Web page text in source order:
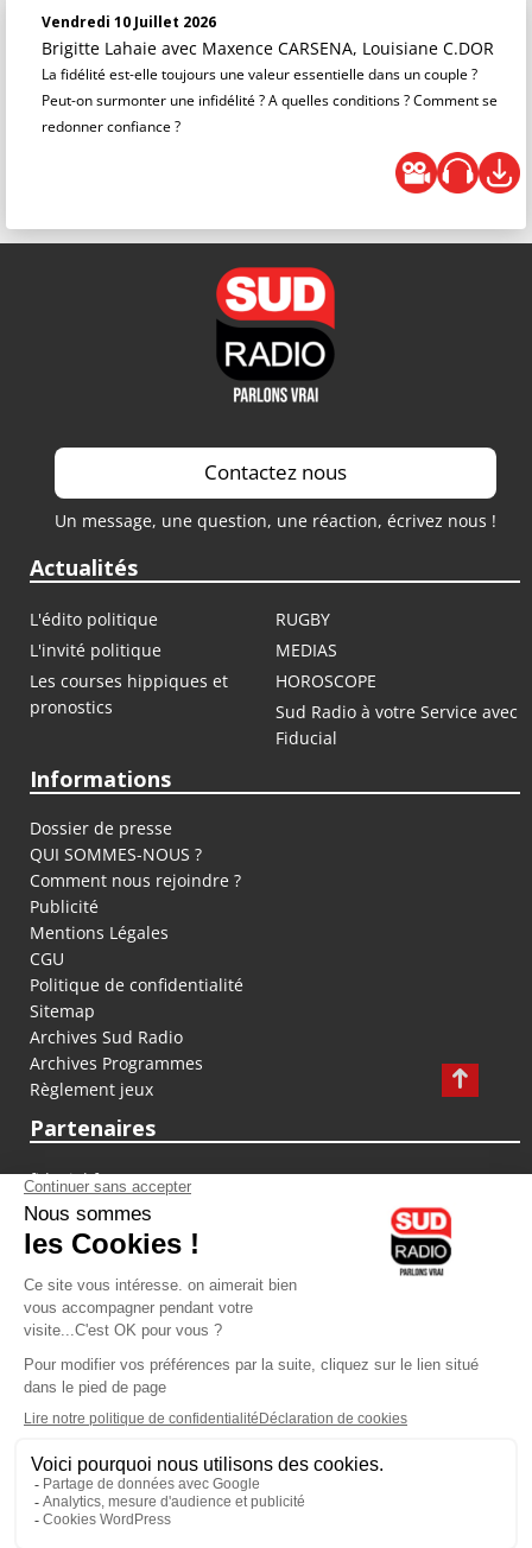
Vendredi 10 Juillet 2026
Brigitte Lahaie avec Maxence CARSENA, Louisiane C.DOR
La fidélité est-elle toujours une valeur essentielle dans un couple ?
Peut-on surmonter une infidélité ? A quelles conditions ? Comment se
redonner confiance ?
Contactez nous
Un message, une question, une réaction, écrivez nous !
Actualités
L'édito politique
RUGBY
L'invité politique
MEDIAS
Les courses hippiques et
pronostics
HOROSCOPE
Sud Radio à votre Service avec
Fiducial
Informations
Dossier de presse
QUI SOMMES-NOUS ?
Comment nous rejoindre ?
Publicité
Mentions Légales
CGU
Politique de confidentialité
Sitemap
Archives Sud Radio
Archives Programmes
Règlement jeux
Partenaires
fiducial.fr
lyoncapitale.fr
olympique-et-lyonnais.com
L'application Iphone / Android
Téléchargez l'application
Les cookies
Gestion des cookies
Crédit photos : ©Sud Radio / Pierre Olivier